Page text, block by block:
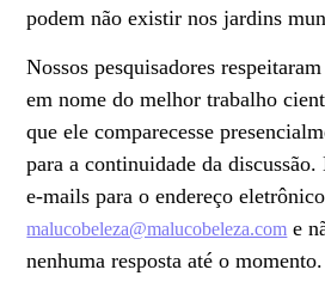
podem não existir nos jardins
Nossos pesquisadores
em nome do melhor trabalho
que ele comparecesse
para a continuidade da
e-mails para o endereço
malucobeleza@malucobeleza.com e
nenhuma resposta até o momento.